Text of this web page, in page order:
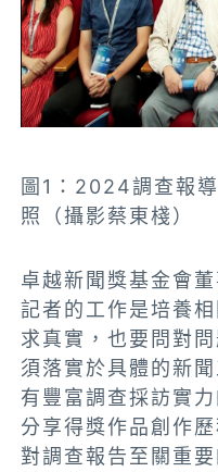
圖1：2024調查報
照（攝影蔡東棧）
卓越新聞獎基金會
記者的工作是培養
求真實，也要問對
須落實於具體的新
有豐富調查採訪實
分享得獎作品創作
對調查報告至關重